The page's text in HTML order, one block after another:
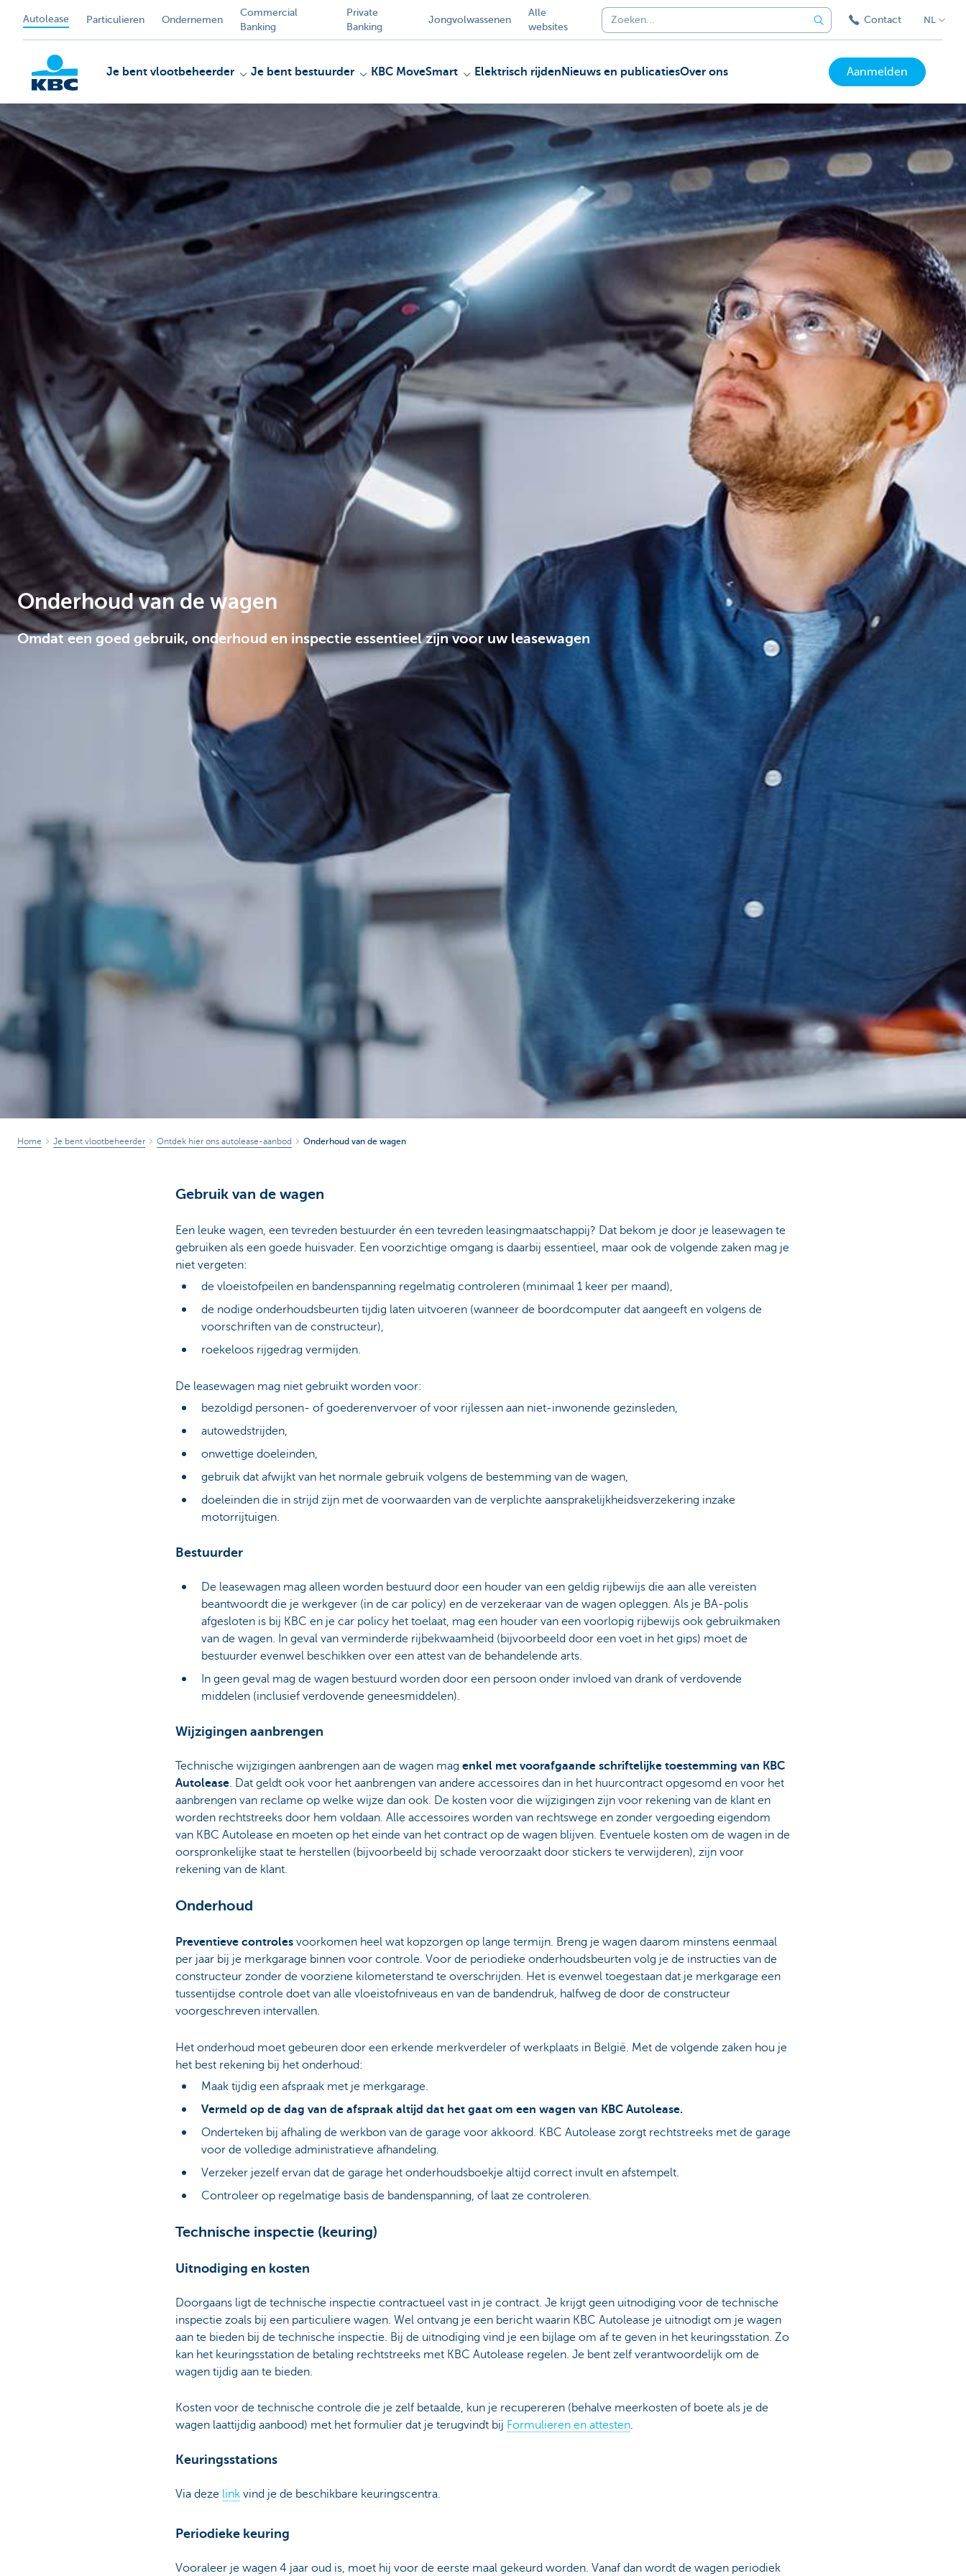
Autolease Particulieren Ondernemen
Commercial
Banking
Private
Banking
Jongvolwassenen
Alle
websites
Contact NL
KBC
Corporate
Je bent vlootbeheerder Je bent bestuurder KBC MoveSmart Elektrisch rijden Nieuws en publicatiesOver ons Aanmelden
Onderhoud van de wagen
Omdat een goed gebruik, onderhoud en inspectie essentieel zijn voor uw leasewagen
Home Je bent vlootbeheerder Ontdek hier ons autolease-aanbod Onderhoud van de wagen
Gebruik van de wagen
Een leuke wagen, een tevreden bestuurder én een tevreden leasingmaatschappij? Dat bekom je door je leasewagen te
gebruiken als een goede huisvader. Een voorzichtige omgang is daarbij essentieel, maar ook de volgende zaken mag je
niet vergeten:
de vloeistofpeilen en bandenspanning regelmatig controleren (minimaal 1 keer per maand),
de nodige onderhoudsbeurten tijdig laten uitvoeren (wanneer de boordcomputer dat aangeeft en volgens de
voorschriften van de constructeur),
roekeloos rijgedrag vermijden.
De leasewagen mag niet gebruikt worden voor:
bezoldigd personen- of goederenvervoer of voor rijlessen aan niet-inwonende gezinsleden,
autowedstrijden,
onwettige doeleinden,
gebruik dat afwijkt van het normale gebruik volgens de bestemming van de wagen,
doeleinden die in strijd zijn met de voorwaarden van de verplichte aansprakelijkheidsverzekering inzake
motorrijtuigen.
Bestuurder
De leasewagen mag alleen worden bestuurd door een houder van een geldig rijbewijs die aan alle vereisten
beantwoordt die je werkgever (in de car policy) en de verzekeraar van de wagen opleggen. Als je BA-polis
afgesloten is bij KBC en je car policy het toelaat, mag een houder van een voorlopig rijbewijs ook gebruikmaken
van de wagen. In geval van verminderde rijbekwaamheid (bijvoorbeeld door een voet in het gips) moet de
bestuurder evenwel beschikken over een attest van de behandelende arts.
In geen geval mag de wagen bestuurd worden door een persoon onder invloed van drank of verdovende
middelen (inclusief verdovende geneesmiddelen).
Wijzigingen aanbrengen
Technische wijzigingen aanbrengen aan de wagen mag enkel met voorafgaande schriftelijke toestemming van KBC
Autolease. Dat geldt ook voor het aanbrengen van andere accessoires dan in het huurcontract opgesomd en voor het
aanbrengen van reclame op welke wijze dan ook. De kosten voor die wijzigingen zijn voor rekening van de klant en
worden rechtstreeks door hem voldaan. Alle accessoires worden van rechtswege en zonder vergoeding eigendom
van KBC Autolease en moeten op het einde van het contract op de wagen blijven. Eventuele kosten om de wagen in de
oorspronkelijke staat te herstellen (bijvoorbeeld bij schade veroorzaakt door stickers te verwijderen), zijn voor
rekening van de klant.
Onderhoud
Preventieve controles voorkomen heel wat kopzorgen op lange termijn. Breng je wagen daarom minstens eenmaal
per jaar bij je merkgarage binnen voor controle. Voor de periodieke onderhoudsbeurten volg je de instructies van de
constructeur zonder de voorziene kilometerstand te overschrijden. Het is evenwel toegestaan dat je merkgarage een
tussentijdse controle doet van alle vloeistofniveaus en van de bandendruk, halfweg de door de constructeur
voorgeschreven intervallen.
Het onderhoud moet gebeuren door een erkende merkverdeler of werkplaats in België. Met de volgende zaken hou je
het best rekening bij het onderhoud:
Maak tijdig een afspraak met je merkgarage.
Vermeld op de dag van de afspraak altijd dat het gaat om een wagen van KBC Autolease.
Onderteken bij afhaling de werkbon van de garage voor akkoord. KBC Autolease zorgt rechtstreeks met de garage
voor de volledige administratieve afhandeling.
Verzeker jezelf ervan dat de garage het onderhoudsboekje altijd correct invult en afstempelt.
Controleer op regelmatige basis de bandenspanning, of laat ze controleren.
Technische inspectie (keuring)
Uitnodiging en kosten
Doorgaans ligt de technische inspectie contractueel vast in je contract. Je krijgt geen uitnodiging voor de technische
inspectie zoals bij een particuliere wagen. Wel ontvang je een bericht waarin KBC Autolease je uitnodigt om je wagen
aan te bieden bij de technische inspectie. Bij de uitnodiging vind je een bijlage om af te geven in het keuringsstation. Zo
kan het keuringsstation de betaling rechtstreeks met KBC Autolease regelen. Je bent zelf verantwoordelijk om de
wagen tijdig aan te bieden.
Kosten voor de technische controle die je zelf betaalde, kun je recupereren (behalve meerkosten of boete als je de
wagen laattijdig aanbood) met het formulier dat je terugvindt bij Formulieren en attesten.
Keuringsstations
Via deze link vind je de beschikbare keuringscentra.
Periodieke keuring
Vooraleer je wagen 4 jaar oud is, moet hij voor de eerste maal gekeurd worden. Vanaf dan wordt de wagen periodiek